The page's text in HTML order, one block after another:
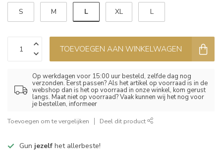
S M L XL L
TOEVOEGEN AAN WINKELWAGEN
Op werkdagen voor 15:00 uur besteld, zelfde dag nog
verzonden. Eerst passen? Als het artikel op voorraad is in de
webshop dan is het op voorraad in onze winkel, kom gerust
langs. Maat niet op voorraad? Vaak kunnen wij het nog voor
je bestellen, informeer
Toevoegen om te vergelijken Deel dit product
Gun jezelf het allerbeste!